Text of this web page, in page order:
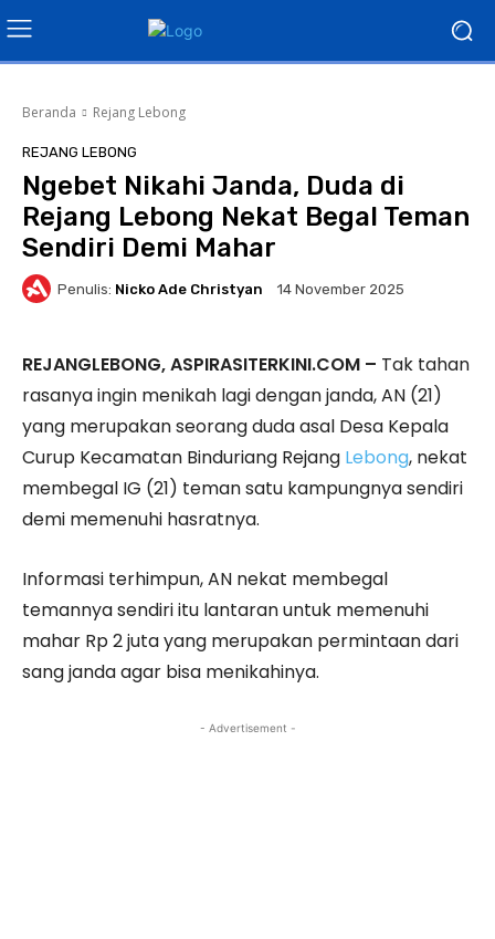
Beranda Rejang Lebong
REJANG LEBONG
Ngebet Nikahi Janda, Duda di
Rejang Lebong Nekat Begal Teman
Sendiri Demi Mahar
Penulis: Nicko Ade Christyan 14 November 2025
REJANGLEBONG, ASPIRASITERKINI.COM – Tak tahan
rasanya ingin menikah lagi dengan janda, AN (21)
yang merupakan seorang duda asal Desa Kepala
Curup Kecamatan Binduriang Rejang Lebong, nekat
membegal IG (21) teman satu kampungnya sendiri
demi memenuhi hasratnya.
Informasi terhimpun, AN nekat membegal
temannya sendiri itu lantaran untuk memenuhi
mahar Rp 2 juta yang merupakan permintaan dari
sang janda agar bisa menikahinya.
- Advertisement -